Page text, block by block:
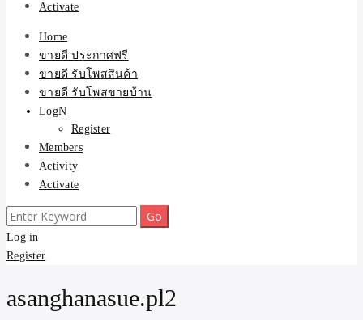
Activate
Home
ขายดี ประกาศฟรี
ขายดี รับโพสสินค้า
ขายดี รับโพสขายบ้าน
LogN
Register
Members
Activity
Activate
Search
for:
Log in
Register
asanghanasue.pl2